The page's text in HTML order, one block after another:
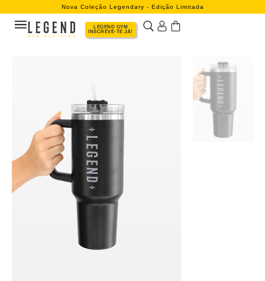
Nova Coleção Legendary - Edição Limitada
LEGEND GYM
INSCREVE-TE JÁ!